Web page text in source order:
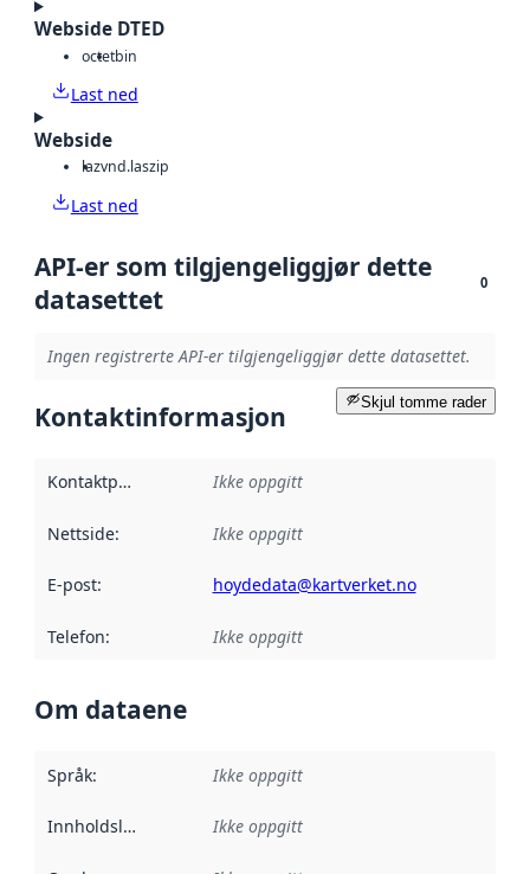
Webside DTED
octetbin
Last ned
Webside
lazvnd.laszip
Last ned
API-er som tilgjengeliggjør dette
datasettet
0
Ingen registrerte API-er tilgjengeliggjør dette datasettet.
Skjul tomme rader
Kontaktinformasjon
Kontaktpunkt Ikke oppgitt
Nettside: Ikke oppgitt
E-post: hoydedata@kartverket.no
Telefon: Ikke oppgitt
Om dataene
Språk: Ikke oppgitt
Innholdsleverandører :
Ikke oppgitt